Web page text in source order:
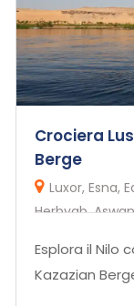
Crociera
Berge
Luxor, Esna,
Herbyab, Aswan
Esplora il Nilo
Kazazian